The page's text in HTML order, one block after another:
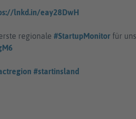
lnkd.in/eay28DwH
regionale #StartupMonitor für
#startinsland